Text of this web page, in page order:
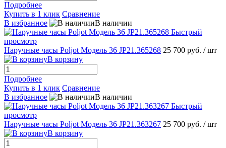
Подробнее
Купить в 1 клик Сравнение
В избранное
В наличии
Быстрый
просмотр
Наручные часы Poljot Модель 36 JP21.365268 25 700 руб. / шт
В корзину
Подробнее
Купить в 1 клик Сравнение
В избранное
В наличии
Быстрый
просмотр
Наручные часы Poljot Модель 36 JP21.363267 25 700 руб. / шт
В корзину